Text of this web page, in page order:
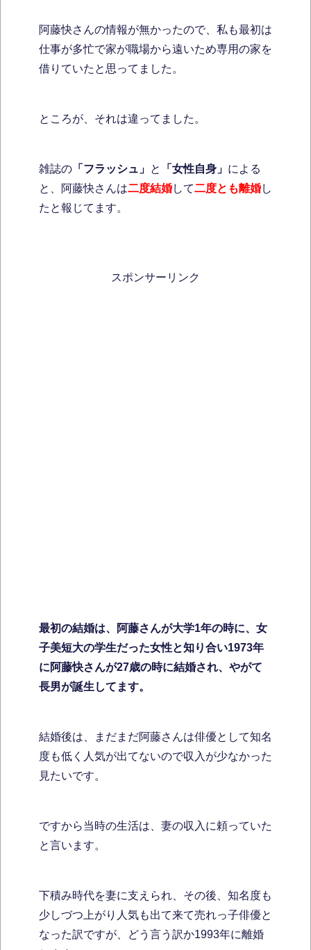
阿藤快さんの情報が無かったので、私も最初は
仕事が多忙で家が職場から遠いため専用の家を
借りていたと思ってました。
ところが、それは違ってました。
雑誌の 「フラッシュ」 と 「女性自身」 による
と、阿藤快さんは二度結婚して二度とも離婚し
たと報じてます。
スポンサーリンク
最初の結婚は、阿藤さんが大学1年の時に、女
子美短大の学生だった女性と知り合い1973年
に阿藤快さんが27歳の時に結婚され、やがて
長男が誕生してます。
結婚後は、まだまだ阿藤さんは俳優として知名
度も低く人気が出てないので収入が少なかった
見たいです。
ですから当時の生活は、妻の収入に頼っていた
と言います。
下積み時代を妻に支えられ、その後、知名度も
少しづつ上がり人気も出て来て売れっ子俳優と
なった訳ですが、どう言う訳か1993年に離婚